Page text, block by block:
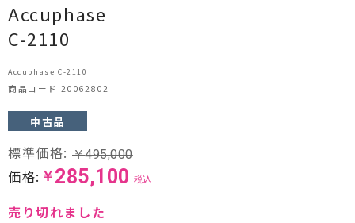
オーディオアクセサリー
オーディオその他
AVアンプ
ＴＶ・レコーダー・プレーヤー
Accuphase
C-2110
Accuphase C-2110
商品コード 20062802
中古品
標準価格: ￥495,000
価格: ￥ 285,100 税込
売り切れました